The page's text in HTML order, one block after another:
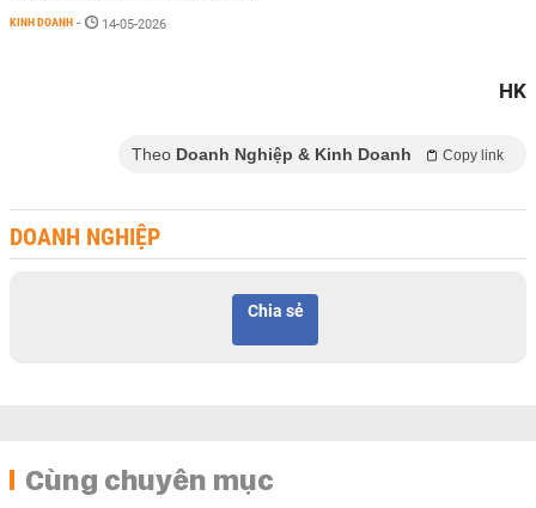
KINH DOANH - 14-05-2026
HK
Theo Doanh Nghiệp & Kinh Doanh Copy link
DOANH NGHIỆP
Chia sẻ
Cùng chuyên mục